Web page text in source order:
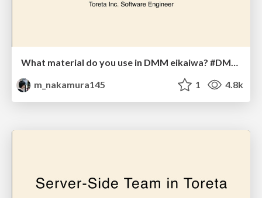
What material do you use in DMM eikaiwa? #DMM英会話 #clem_jp
m_nakamura145
1 4.8k